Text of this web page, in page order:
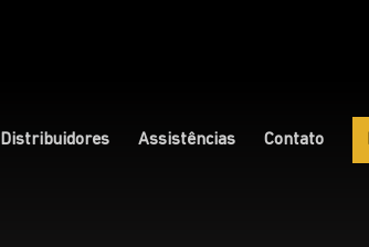
Distribuidores Assistências Contato